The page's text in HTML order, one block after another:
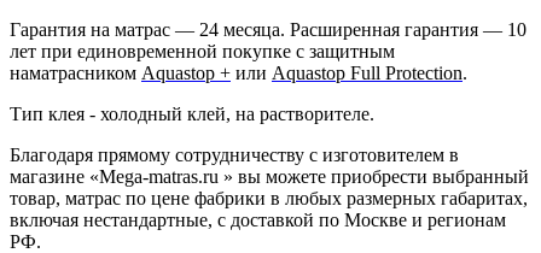
Гарантия на матрас — 24 месяца. Расширенная гарантия — 10
лет при единовременной покупке с защитным
наматрасником Aquastop + или Aquastop Full Protection.
Тип клея - холодный клей, на растворителе.
Благодаря прямому сотрудничеству с изготовителем в
магазине «Mega-matras.ru » вы можете приобрести выбранный
товар, матрас по цене фабрики в любых размерных габаритах,
включая нестандартные, с доставкой по Москве и регионам
РФ.